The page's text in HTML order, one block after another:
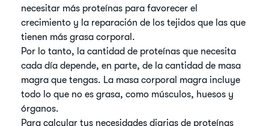
necesitar más proteínas para favorecer el
crecimiento y la reparación de los tejidos que las que
tienen más grasa corporal.
Por lo tanto, la cantidad de proteínas que necesita
cada día depende, en parte, de la cantidad de masa
magra que tengas. La masa corporal magra incluye
todo lo que no es grasa, como músculos, huesos y
órganos.
Para calcular tus necesidades diarias de proteínas